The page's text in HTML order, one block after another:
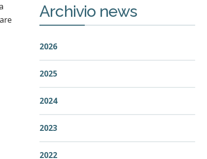
Archivio news
2026
2025
2024
2023
2022